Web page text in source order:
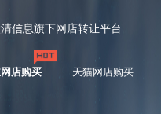
信息旗下网店转让平台
店购买 天猫网店购买